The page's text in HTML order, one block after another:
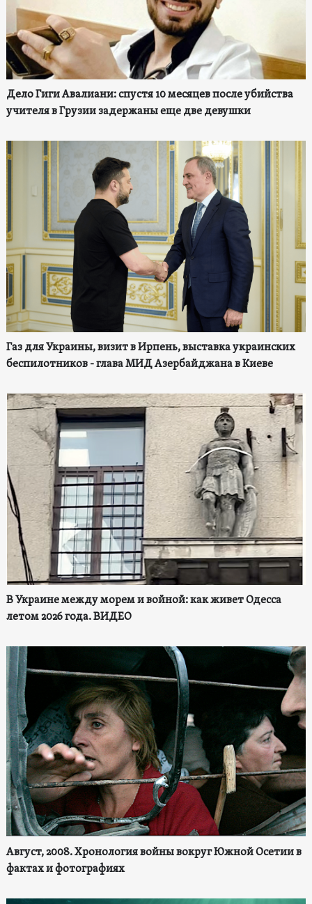
Дело Гиги Авалиани: спустя 10 месяцев после убийства
учителя в Грузии задержаны еще две девушки
Газ для Украины, визит в Ирпень, выставка украинских
беспилотников - глава МИД Азербайджана в Киеве
В Украине между морем и войной: как живет Одесса
летом 2026 года. ВИДЕО
Август, 2008. Хронология войны вокруг Южной Осетии в
фактах и фотографиях